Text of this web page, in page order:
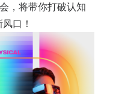
，将带你打破认知
口！